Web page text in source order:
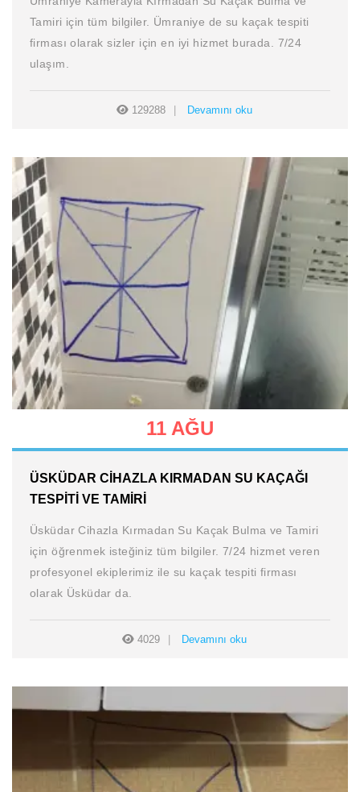
Tamiri için tüm bilgiler. Ümraniye de su kaçak tespiti
firması olarak sizler için en iyi hizmet burada. 7/24
ulaşım.
129288 Devamını oku
11 AĞU
ÜSKÜDAR CIHAZLA KIRMADAN SU KAÇAĞI
TESPITI VE TAMIRI
Üsküdar Cihazla Kırmadan Su Kaçak Bulma ve Tamiri
için öğrenmek isteğiniz tüm bilgiler. 7/24 hizmet veren
profesyonel ekiplerimiz ile su kaçak tespiti firması
olarak Üsküdar da.
4029 Devamını oku